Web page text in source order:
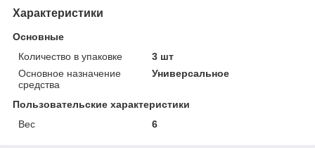
Характеристики
Основные
Количество в упаковке
3 шт
Основное назначение
средства
Универсальное
Пользовательские характеристики
Вес
6